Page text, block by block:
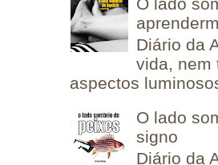
Diário da
vida, nem
aspectos
O lado
signo
Diário da